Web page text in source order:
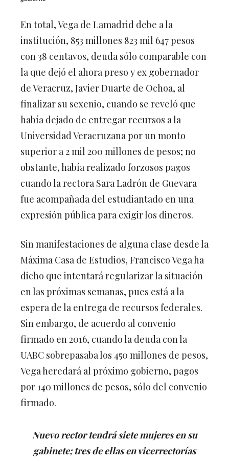
En total, Vega de Lamadrid debe a la
institución, 853 millones 823 mil 647 pesos
con 38 centavos, deuda sólo comparable con
la que dejó el ahora preso y ex gobernador
de Veracruz, Javier Duarte de Ochoa, al
finalizar su sexenio, cuando se reveló que
había dejado de entregar recursos a la
Universidad Veracruzana por un monto
superior a 2 mil 200 millones de pesos; no
obstante, había realizado forzosos pagos
cuando la rectora Sara Ladrón de Guevara
fue acompañada del estudiantado en una
expresión pública para exigir los dineros.
Sin manifestaciones de alguna clase desde la
Máxima Casa de Estudios, Francisco Vega ha
dicho que intentará regularizar la situación
en las próximas semanas, pues está a la
espera de la entrega de recursos federales.
Sin embargo, de acuerdo al convenio
firmado en 2016, cuando la deuda con la
UABC sobrepasaba los 450 millones de pesos,
Vega heredará al próximo gobierno, pagos
por 140 millones de pesos, sólo del convenio
firmado.
Nuevo rector tendrá siete mujeres en su
gabinete; tres de ellas en vicerrectorías